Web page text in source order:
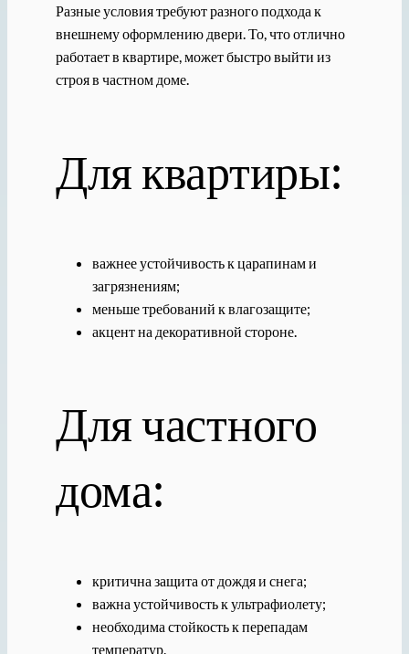
Разные условия требуют разного подхода к
внешнему оформлению двери. То, что отлично
работает в квартире, может быстро выйти из
строя в частном доме.
Для квартиры:
важнее устойчивость к царапинам и
загрязнениям;
меньше требований к влагозащите;
акцент на декоративной стороне.
Для частного
дома:
критична защита от дождя и снега;
важна устойчивость к ультрафиолету;
необходима стойкость к перепадам
температур.